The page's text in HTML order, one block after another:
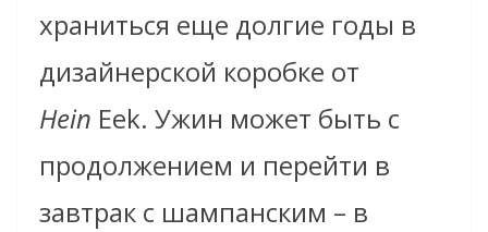
храниться еще долгие годы в
дизайнерской коробке от
Hein Eek. Ужин может быть с
продолжением и перейти в
завтрак с шампанским – в